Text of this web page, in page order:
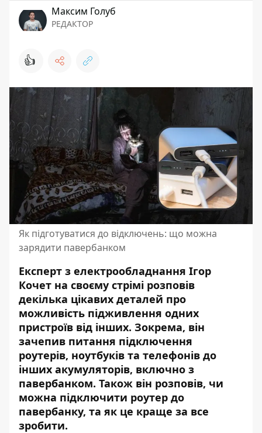
Максим Голуб
РЕДАКТОР
👍
Як підготуватися до відключень: що можна
зарядити павербанком
Експерт з електрообладнання Ігор
Кочет на своєму стрімі розповів
декілька цікавих деталей про
можливість підживлення одних
пристроїв від інших. Зокрема, він
зачепив питання підключення
роутерів, ноутбуків та телефонів до
інших акумуляторів, включно з
павербанком. Також він розповів, чи
можна підключити роутер до
павербанку, та як це краще за все
зробити.